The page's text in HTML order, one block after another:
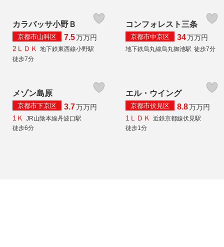
カラバッサ小野Ｂ
京都市山科区 7.5万万円
2ＬＤＫ 地下鉄東西線小野駅
徒歩7分
コンフォレスト三条
京都市中京区 34万万円
地下鉄烏丸線烏丸御池駅 徒歩7分
メゾン島原
京都市下京区 3.7万万円
1Ｋ
JR山陰本線丹波口駅
徒歩6分
エル・ウイング
京都市伏見区 8.8万万円
1ＬＤＫ
近鉄京都線伏見駅
徒歩1分